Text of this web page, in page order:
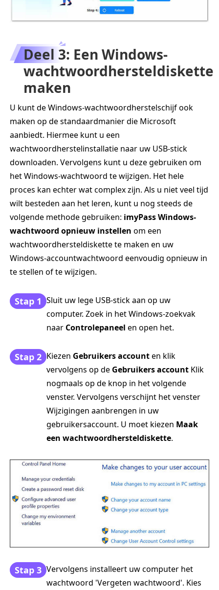
Deel 3: Een Windows-
wachtwoordhersteldiskette
maken
U kunt de Windows-wachtwoordherstelschijf ook
maken op de standaardmanier die Microsoft
aanbiedt. Hiermee kunt u een
wachtwoordherstelinstallatie naar uw USB-stick
downloaden. Vervolgens kunt u deze gebruiken om
het Windows-wachtwoord te wijzigen. Het hele
proces kan echter wat complex zijn. Als u niet veel tijd
wilt besteden aan het leren, kunt u nog steeds de
volgende methode gebruiken: imyPass Windows-
wachtwoord opnieuw instellen om een
wachtwoordhersteldiskette te maken en uw
Windows-accountwachtwoord eenvoudig opnieuw in
te stellen of te wijzigen.
Stap 1 Sluit uw lege USB-stick aan op uw
computer. Zoek in het Windows-zoekvak
naar Controlepaneel en open het.
Stap 2 Kiezen Gebruikers accounten klik
vervolgens op de Gebruikers account Klik
nogmaals op de knop in het volgende
venster. Vervolgens verschijnt het venster
Wijzigingen aanbrengen in uw
gebruikersaccount. U moet kiezen Maak
een wachtwoordhersteldiskette.
Stap 3 Vervolgens installeert uw computer het
wachtwoord 'Vergeten wachtwoord'. Kies